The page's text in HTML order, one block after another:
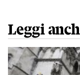
Leggi